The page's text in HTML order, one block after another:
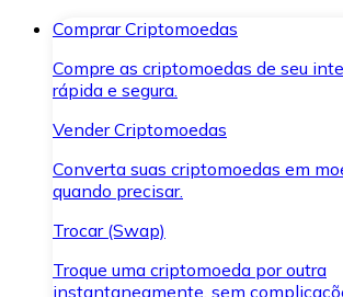
Comprar Criptomoedas
Compre as criptomoedas de seu
rápida e segura.
Vender Criptomoedas
Converta suas criptomoedas em
quando precisar.
Trocar (Swap)
Troque uma criptomoeda por outra
instantaneamente, sem